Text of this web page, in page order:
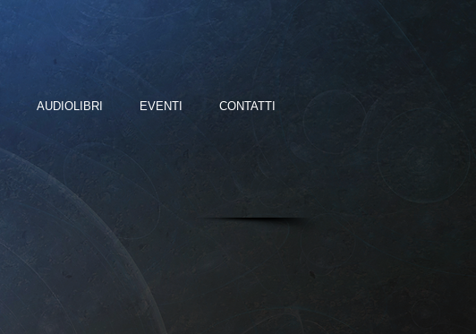
AUDIOLIBRI EVENTI CONTATTI